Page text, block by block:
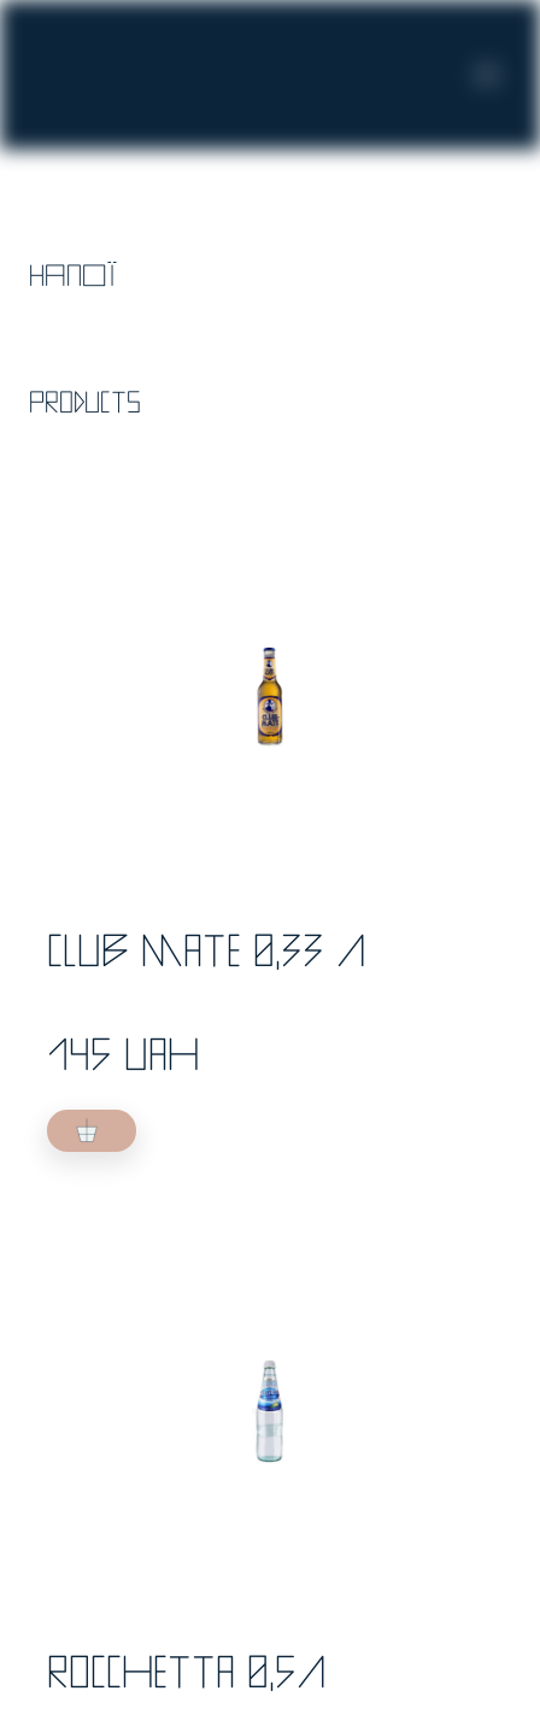
Напої
Products
Club Mate 0,33 л
145 UAH
Rocchetta 0,5л